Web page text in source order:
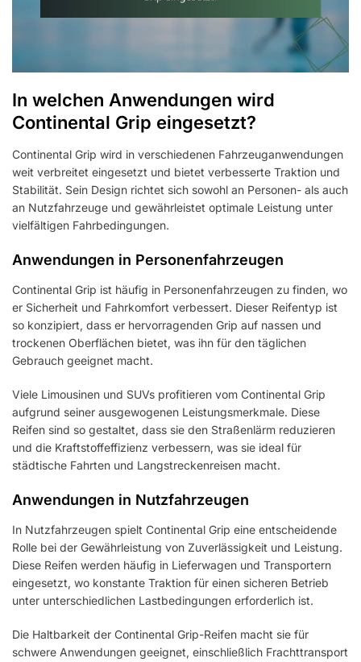
In welchen Anwendungen wird
Continental Grip eingesetzt?
Continental Grip wird in verschiedenen Fahrzeuganwendungen
weit verbreitet eingesetzt und bietet verbesserte Traktion und
Stabilität. Sein Design richtet sich sowohl an Personen- als auch
an Nutzfahrzeuge und gewährleistet optimale Leistung unter
vielfältigen Fahrbedingungen.
Anwendungen in Personenfahrzeugen
Continental Grip ist häufig in Personenfahrzeugen zu finden, wo
er Sicherheit und Fahrkomfort verbessert. Dieser Reifentyp ist
so konzipiert, dass er hervorragenden Grip auf nassen und
trockenen Oberflächen bietet, was ihn für den täglichen
Gebrauch geeignet macht.
Viele Limousinen und SUVs profitieren vom Continental Grip
aufgrund seiner ausgewogenen Leistungsmerkmale. Diese
Reifen sind so gestaltet, dass sie den Straßenlärm reduzieren
und die Kraftstoffeffizienz verbessern, was sie ideal für
städtische Fahrten und Langstreckenreisen macht.
Anwendungen in Nutzfahrzeugen
In Nutzfahrzeugen spielt Continental Grip eine entscheidende
Rolle bei der Gewährleistung von Zuverlässigkeit und Leistung.
Diese Reifen werden häufig in Lieferwagen und Transportern
eingesetzt, wo konstante Traktion für einen sicheren Betrieb
unter unterschiedlichen Lastbedingungen erforderlich ist.
Die Haltbarkeit der Continental Grip-Reifen macht sie für
schwere Anwendungen geeignet, einschließlich Frachttransport